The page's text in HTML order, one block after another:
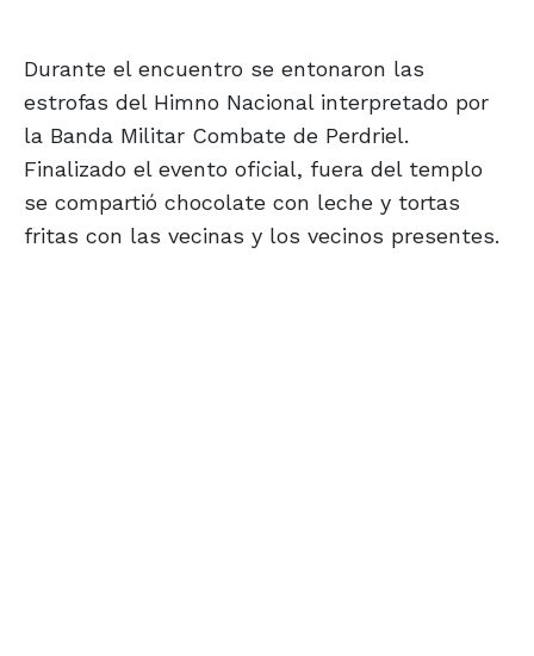
Durante el encuentro se entonaron las
estrofas del Himno Nacional interpretado por
la Banda Militar Combate de Perdriel.
Finalizado el evento oficial, fuera del templo
se compartió chocolate con leche y tortas
fritas con las vecinas y los vecinos presentes.